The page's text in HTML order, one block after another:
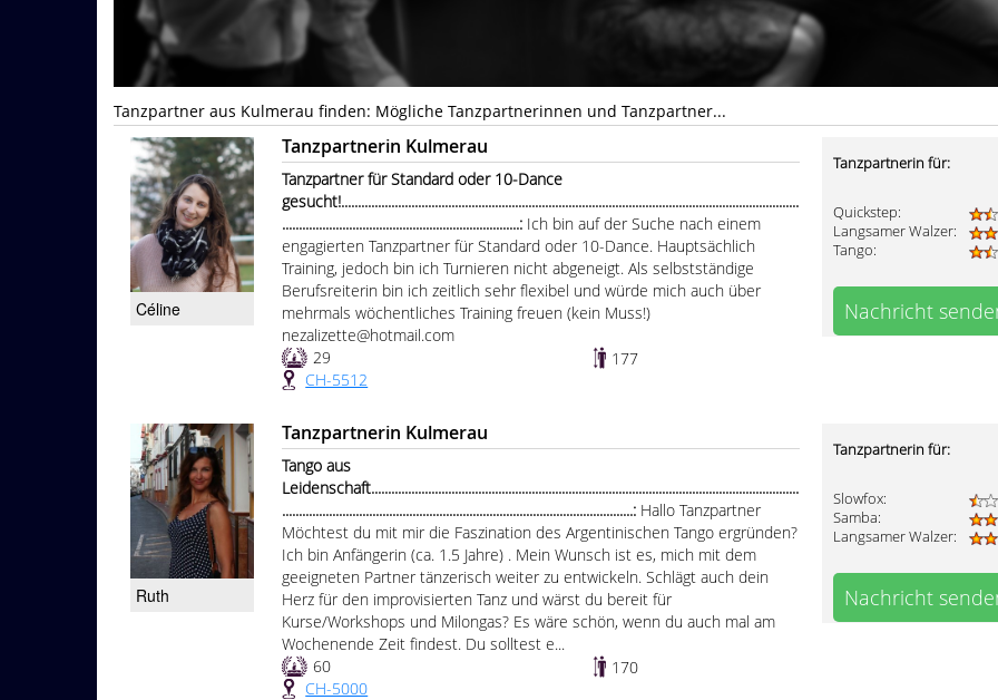
Tanzpartner aus Kulmerau finden: Mögliche Tanzpartnerinnen und Tanzpartner...
Céline
Tanzpartnerin Kulmerau
Tanzpartner für Standard oder 10-Dance
gesucht!.........................................................................................................................................
.......................................................................: Ich bin auf der Suche nach einem
engagierten Tanzpartner für Standard oder 10-Dance. Hauptsächlich
Training, jedoch bin ich Turnieren nicht abgeneigt. Als selbstständige
Berufsreiterin bin ich zeitlich sehr flexibel und würde mich auch über
mehrmals wöchentliches Training freuen (kein Muss!)
nezalizette@hotmail.com
29
177
CH-5512
Tanzpartnerin für:
Quickstep:
Langsamer Walzer:
Tango:
Nachricht
Ruth
Tanzpartnerin Kulmerau
Tango aus
Leidenschaft................................................................................................................................
.........................................................................................................: Hallo Tanzpartner
Möchtest du mit mir die Faszination des Argentinischen Tango ergründen?
Ich bin Anfängerin (ca. 1.5 Jahre) . Mein Wunsch ist es, mich mit dem
geeigneten Partner tänzerisch weiter zu entwickeln. Schlägt auch dein
Herz für den improvisierten Tanz und wärst du bereit für
Kurse/Workshops und Milongas? Es wäre schön, wenn du auch mal am
Wochenende Zeit findest. Du solltest e...
60
170
CH-5000
Tanzpartnerin für:
Slowfox:
Samba:
Langsamer Walzer:
Nachricht